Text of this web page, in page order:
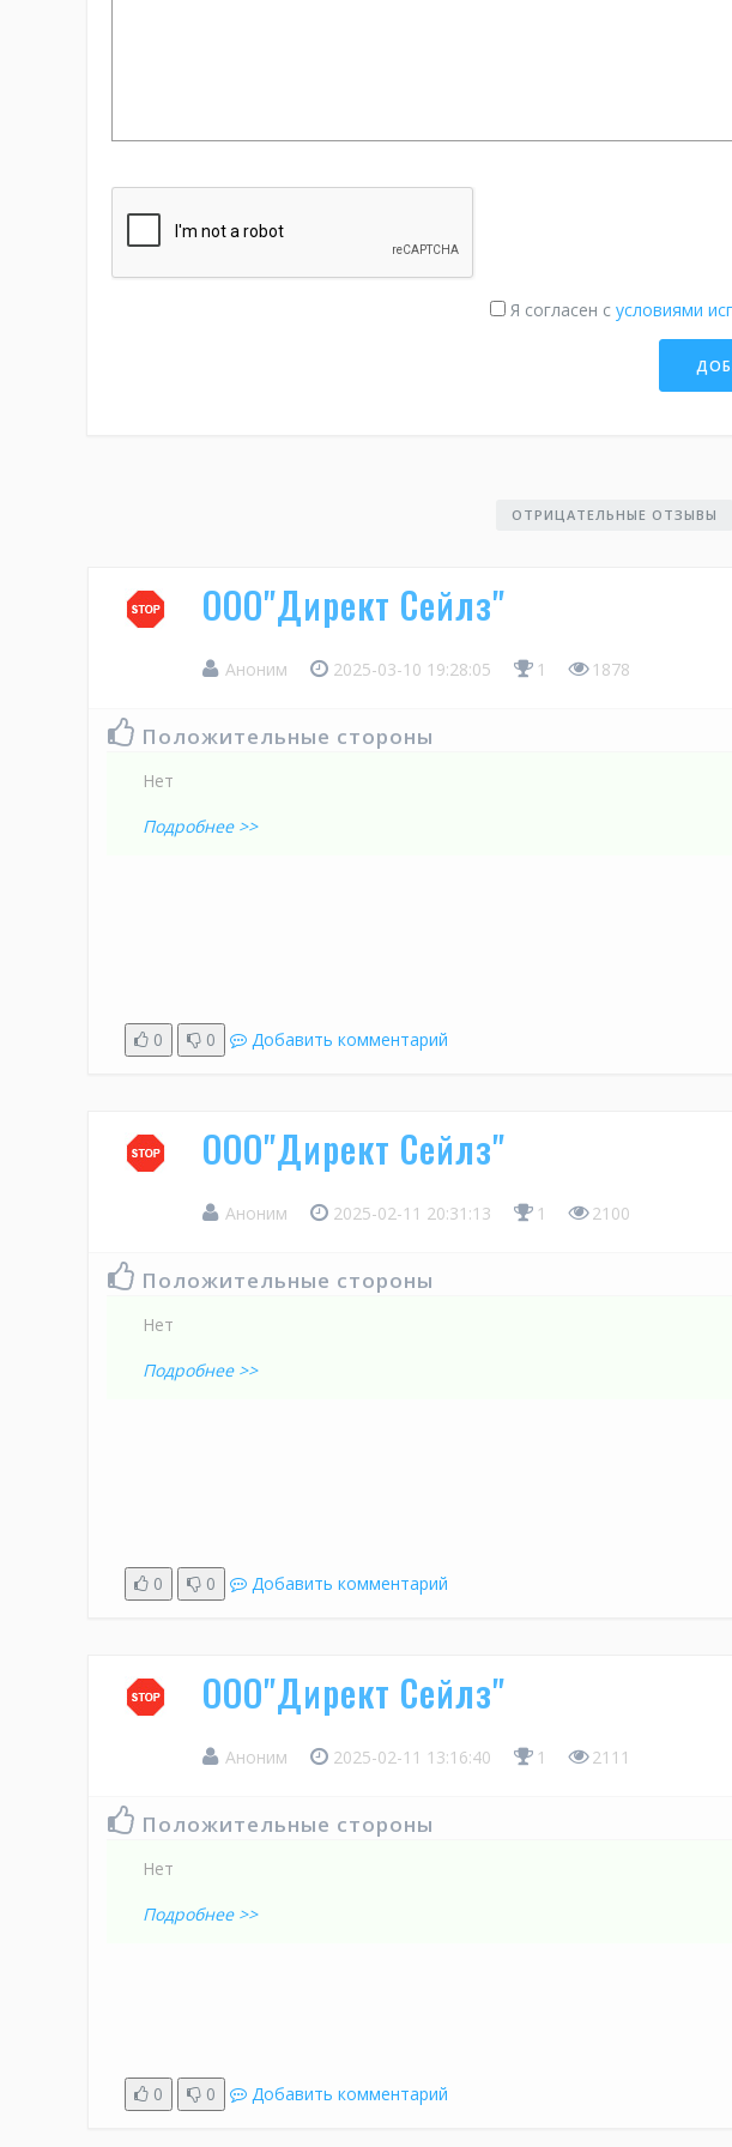
Я согласен с условиями
ОТРИЦАТЕЛЬНЫЕ ОТЗЫВЫ
ООО"Директ Сейлз"
Аноним 2025-03-10 19:28:05 1 1878
Положительные стороны
Нет
Подробнее >>
0
0 Добавить комментарий
ООО"Директ Сейлз"
Аноним 2025-02-11 20:31:13 1 2100
Положительные стороны
Нет
Подробнее >>
0
0 Добавить комментарий
ООО"Директ Сейлз"
Аноним 2025-02-11 13:16:40 1 2111
Положительные стороны
Нет
Подробнее >>
0
0 Добавить комментарий